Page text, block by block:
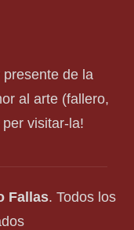
de la
al arte (fallero,
visitar-la!
Fallas. Todos los